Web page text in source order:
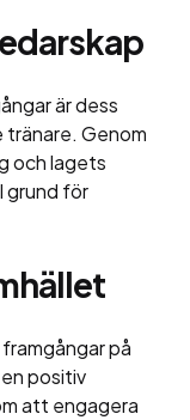
är dess
Genom
och lagets
grund för
på
positiv
att engagera